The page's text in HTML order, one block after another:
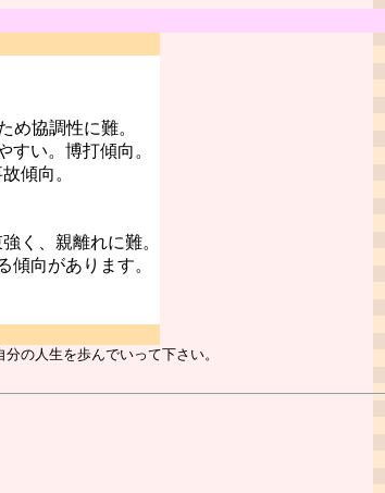
め協調性に難。
すい。博打傾向。
傾向。
く、親離れに難。
傾向があります。
の人生を歩んでいって下さい。